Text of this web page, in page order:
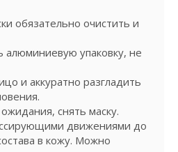
обязательно очистить и
алюминиевую упаковку, не
и аккуратно разгладить
снять маску.
движениями до
в кожу. Можно